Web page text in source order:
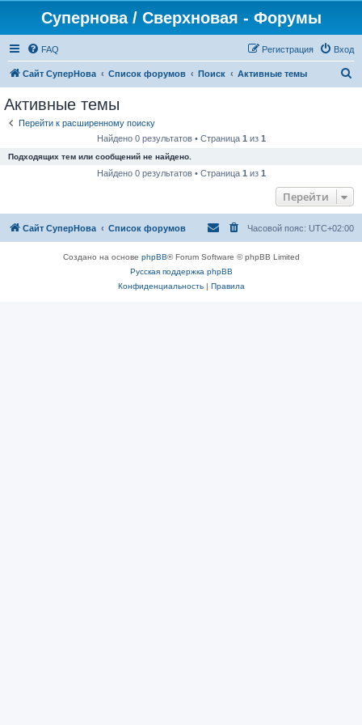
Супернова / Сверхновая - Форумы
FAQ Вход
Регистрация
Сайт СуперНова Список форумов Поиск Активные темы
Активные темы
Перейти к расширенному поиску
Найдено 0 результатов • Страница 1 из 1
Подходящих тем или сообщений не найдено.
Найдено 0 результатов • Страница 1 из 1
Перейти
Сайт СуперНова Список форумов Часовой пояс: UTC+02:00
Создано на основе phpBB® Forum Software © phpBB Limited
Русская поддержка phpBB
Конфиденциальность| Правила